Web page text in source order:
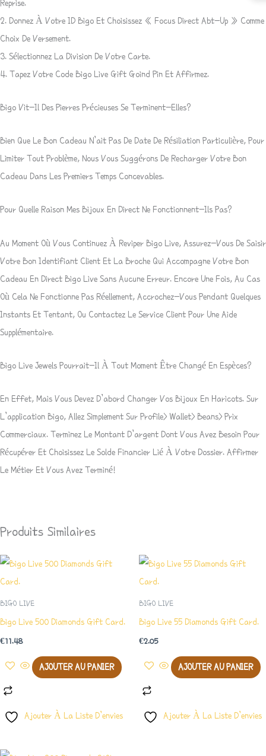
Reprise.
2. Donnez À Votre ID Bigo Et Choisissez « Focus Direct Abt-Up » Comme
Choix De Versement.
3. Sélectionnez La Division De Votre Carte.
4. Tapez Votre Code Bigo Live Gift Goind Pin Et Affirmez.
Bigo Vit-Il Des Pierres Précieuses Se Terminent-Elles?
Bien Que Le Bon Cadeau N’ait Pas De Date De Résiliation Particulière, Pour
Limiter Tout Problème, Nous Vous Suggérons De Recharger Votre Bon
Cadeau Dans Les Premiers Temps Concevables.
Pour Quelle Raison Mes Bijoux En Direct Ne Fonctionnent-Ils Pas?
Au Moment Où Vous Continuez À Reviper Bigo Live, Assurez-Vous De Saisir
Votre Bon Identifiant Client Et La Broche Qui Accompagne Votre Bon
Cadeau En Direct Bigo Live Sans Aucune Erreur. Encore Une Fois, Au Cas
Où Cela Ne Fonctionne Pas Réellement, Accrochez-Vous Pendant Quelques
Instants Et Tentant, Ou Contactez Le Service Client Pour Une Aide
Supplémentaire.
Bigo Live Jewels Pourrait-Il À Tout Moment Être Changé En Espèces?
En Effet, Mais Vous Devez D’abord Changer Vos Bijoux En Haricots. Sur
L’application Bigo, Allez Simplement Sur Profile> Wallet> Beans> Prix
Commerciaux. Terminez Le Montant D’argent Dont Vous Avez Besoin Pour
Récupérer Et Choisissez Le Solde Financier Lié À Votre Dossier. Affirmer
Le Métier Et Vous Avez Terminé!
Produits Similaires
BIGO LIVE
Bigo Live 500 Diamonds Gift Card.
€11.48
AJOUTER AU PANIER
Ajouter À La Liste D’envies
BIGO LIVE
Bigo Live 55 Diamonds Gift Card.
€2.05
AJOUTER AU PANIER
Ajouter À La Liste D’envies